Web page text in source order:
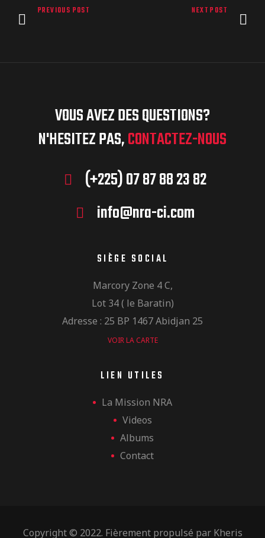
PREVIOUS POST NEXT POST
VOUS AVEZ DES QUESTIONS?
N'HESITEZ PAS,CONTACTEZ-NOUS
(+225) 07 87 88 23 82
info@nra-ci.com
SIÈGE SOCIAL
Marcory Zone 4 C,
Lot 34 ( le Baratin)
Adresse : 25 BP 1467 Abidjan 25
VOIR LA CARTE
LIEN UTILES
La Mission NRA
Videos
Albums
Contact
Copyright © 2022. Fièrement propulsé par Kheris